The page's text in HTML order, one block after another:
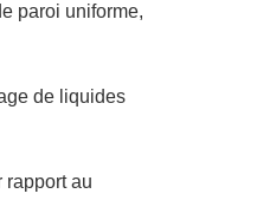
paroi uniforme,
de liquides
rapport au